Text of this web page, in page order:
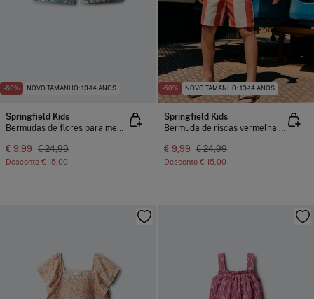
-60% NOVO TAMANHO: 13-14 ANOS
Springfield Kids
Bermudas de flores para menino
€ 9,99 € 24,99
Desconto € 15,00
-60% NOVO TAMANHO: 13-14 ANOS
Springfield Kids
Bermuda de riscas vermelha para menino
€ 9,99 € 24,99
Desconto € 15,00